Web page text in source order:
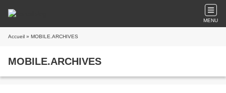
MENU
Accueil » MOBILE.ARCHIVES
MOBILE.ARCHIVES